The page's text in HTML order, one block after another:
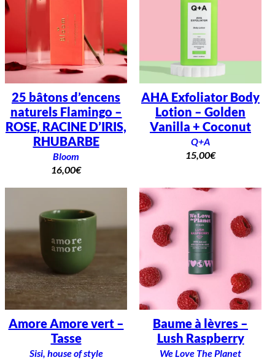
25 bâtons d’encens
naturels Flamingo –
ROSE, RACINE D’IRIS,
RHUBARBE
Bloom
16,00€
AHA Exfoliator Body
Lotion – Golden
Vanilla + Coconut
Q+A
15,00€
Amore Amore vert –
Tasse
Sisi, house of style
Baume à lèvres –
Lush Raspberry
We Love The Planet